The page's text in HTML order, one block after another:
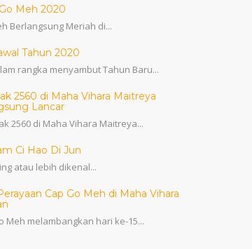
Meh 2020
Berlangsung Meriah di...
Tahun 2020
rangka menyambut Tahun Baru...
2560 di Maha Vihara Maitreya
Lancar
2560 di Maha Vihara Maitreya...
Ci Hao Di Jun
atau lebih dikenal...
Cap Go Meh di Maha Vihara
Meh melambangkan hari ke-15...